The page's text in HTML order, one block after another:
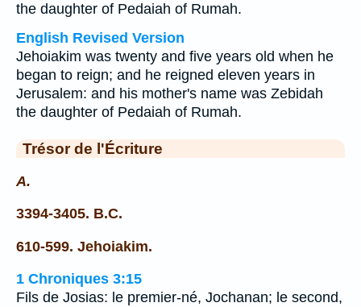
the daughter of Pedaiah of Rumah.
English Revised Version
Jehoiakim was twenty and five years old when he
began to reign; and he reigned eleven years in
Jerusalem: and his mother's name was Zebidah
the daughter of Pedaiah of Rumah.
Trésor de l'Écriture
A.
3394-3405. B.C.
610-599. Jehoiakim.
1 Chroniques 3:15
Fils de Josias: le premier-né, Jochanan; le second,